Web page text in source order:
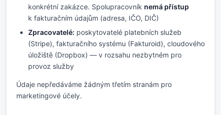
konkrétní zakázce. Spolupracovník nemá přístup
k fakturačním údajům (adresa, IČO, DIČ)
Zpracovatelé: poskytovatelé platebních služeb
(Stripe), fakturačního systému (Fakturoid), cloudového
úložiště (Dropbox) — v rozsahu nezbytném pro
provoz služby
Údaje nepředáváme žádným třetím stranám pro
marketingové účely.